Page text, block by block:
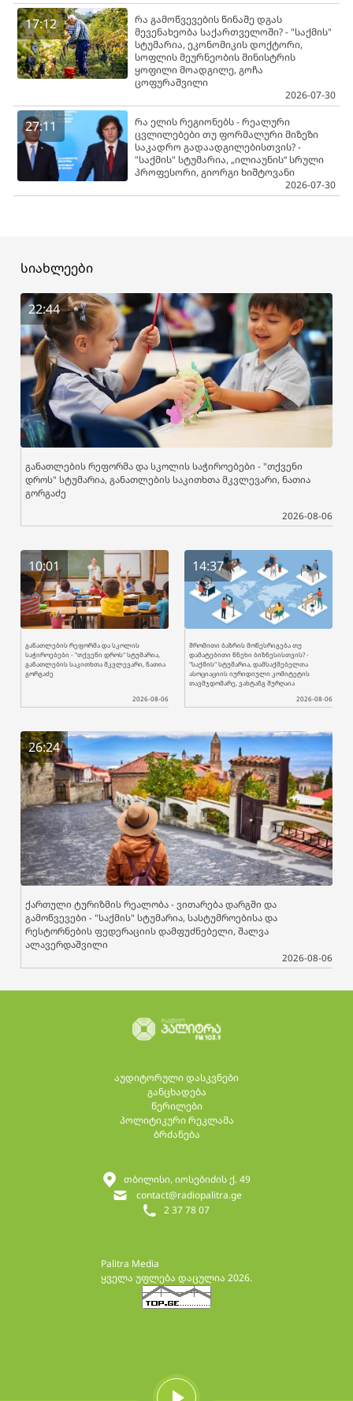
17:12
რა გამოწვევების წინაშე დგას
მევენახეობა საქართველოში? - "საქმის"
სტუმარია, ეკონომიკის დოქტორი,
სოფლის მეურნეობის მინისტრის
ყოფილი მოადგილე, გოჩა
ცოფურაშვილი
2026-07-30
27:11
რა ელის რეგიონებს - რეალური
ცვლილებები თუ ფორმალური მიზეზი
საკადრო გადაადგილებისთვის? -
"საქმის" სტუმარია, „ილიაუნის“ სრული
პროფესორი, გიორგი ხიშტოვანი
2026-07-30
სიახლეები
22:44
განათლების რეფორმა და სკოლის საჭიროებები - "თქვენი
დროს" სტუმარია, განათლების საკითხთა მკვლევარი, ნათია
გორგაძე
2026-08-06
10:01
განათლების რეფორმა და სკოლის
საჭიროებები - "თქვენი დროს" სტუმარია,
განათლების საკითხთა მკვლევარი, ნათია
გორგაძე
2026-08-06
14:37
შრომითი ბაზრის მოწესრიგება თუ
დამატებითი წნეხი ბიზნესისთვის? -
"საქმის" სტუმარია, დამსაქმებელთა
ასოციაციის იურიდიული კომიტეტის
თავმჯდომარე, ვახტანგ შურღაია
2026-08-06
26:24
ქართული ტურიზმის რეალობა - ვითარება დარგში და
გამოწვევები - "საქმის" სტუმარია, სასტუმროებისა და
რესტორნების ფედერაციის დამფუძნებელი, შალვა
ალავერდაშვილი
2026-08-06
აუდიტორული დასკვნები
განცხადება
წერილები
პოლიტიკური რეკლამა
ბრძანება
Palitra Media
ყველა უფლება დაცულია 2026.
2 37 78 07
contact@radiopalitra.ge
თბილისი, იოსებიძის ქ. 49